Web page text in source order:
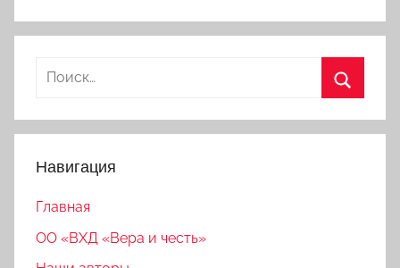
Найти:
Навигация
Главная
ОО «ВХД «Вера и честь»